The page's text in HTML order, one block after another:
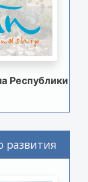
Республики
развития